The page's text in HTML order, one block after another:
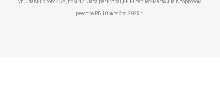
ул.Славинского 45А, пом.42. Дата регистрации интернет-магазина в торговом
реестре РБ 10 октября 2025 г.